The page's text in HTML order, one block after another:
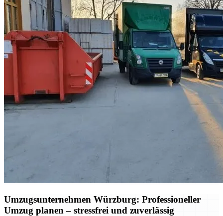
Umzugsunternehmen Würzburg: Professioneller
Umzug planen – stressfrei und zuverlässig